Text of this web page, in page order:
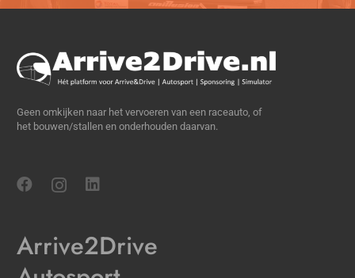
Geen omkijken naar het vervoeren van een raceauto, of
het bouwen/stallen en onderhouden daarvan.
Arrive2Drive